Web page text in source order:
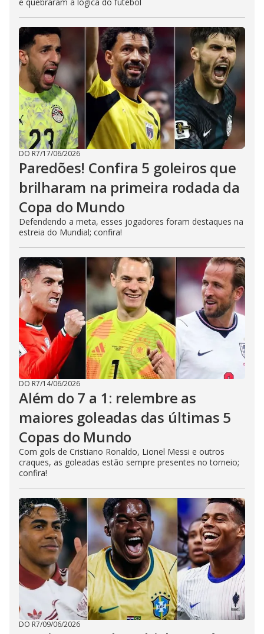
DO R7/17/06/2026
Paredões! Confira 5 goleiros que
brilharam na primeira rodada da
Copa do Mundo
Defendendo a meta, esses jogadores foram destaques na
estreia do Mundial; confira!
DO R7/14/06/2026
Além do 7 a 1: relembre as
maiores goleadas das últimas 5
Copas do Mundo
Com gols de Cristiano Ronaldo, Lionel Messi e outros
craques, as goleadas estão sempre presentes no torneio;
confira!
DO R7/09/06/2026